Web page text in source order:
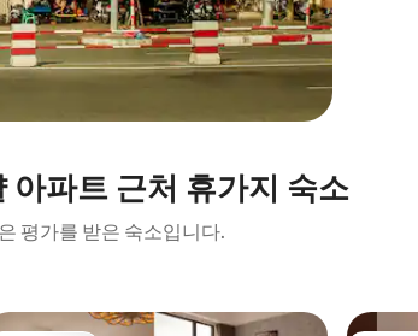
아파트 근처 휴가지 숙소
평가를 받은 숙소입니다.